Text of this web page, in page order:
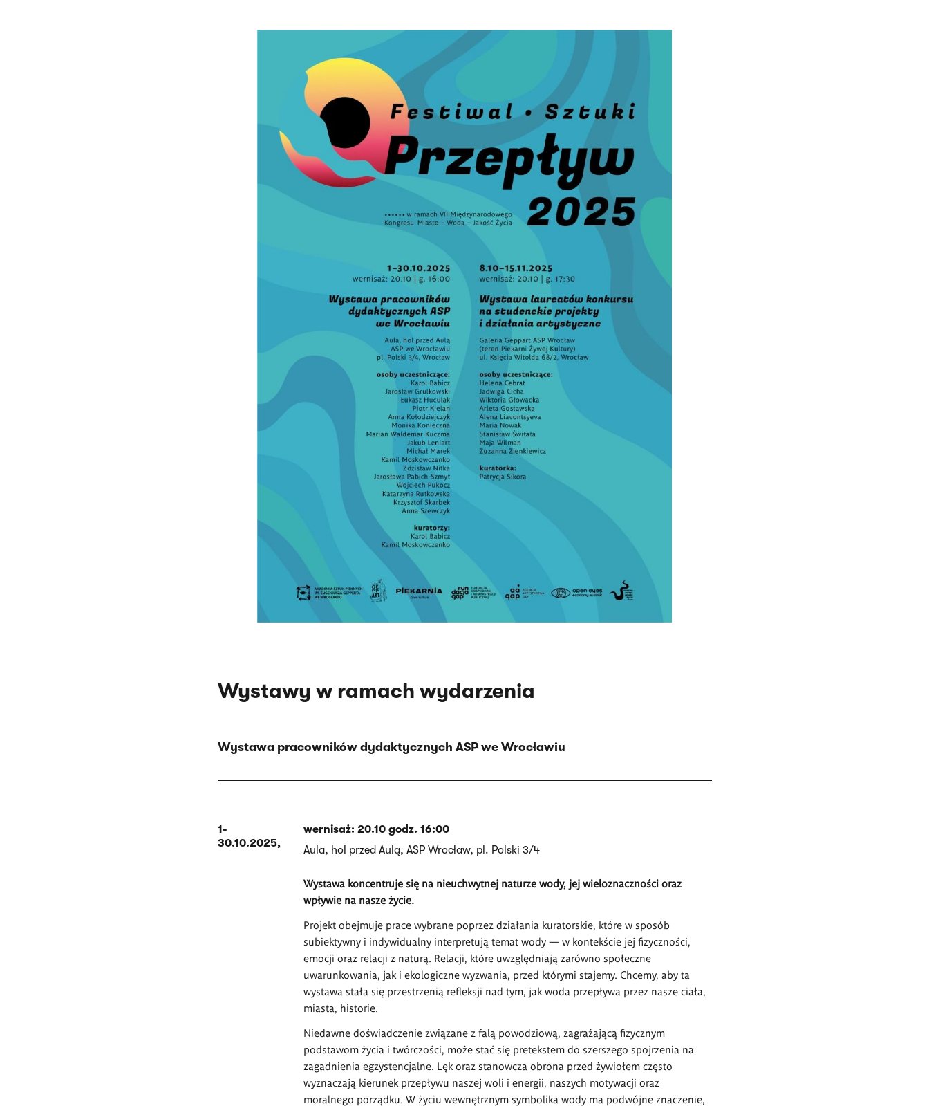
Wystawy w ramach wydarzenia
Wystawa pracowników dydaktycznych ASP we Wrocławiu
1-
30.10.2025,
wernisaż: 20.10 godz. 16:00
Aula, hol przed Aulą, ASP Wrocław, pl. Polski 3/4
Wystawa koncentruje się na nieuchwytnej naturze wody, jej wieloznaczności oraz
wpływie na nasze życie.
Projekt obejmuje prace wybrane poprzez działania kuratorskie, które w sposób
subiektywny i indywidualny interpretują temat wody — w kontekście jej fizyczności,
emocji oraz relacji z naturą. Relacji, które uwzględniają zarówno społeczne
uwarunkowania, jak i ekologiczne wyzwania, przed którymi stajemy. Chcemy, aby ta
wystawa stała się przestrzenią refleksji nad tym, jak woda przepływa przez nasze ciała,
miasta, historie.
Niedawne doświadczenie związane z falą powodziową, zagrażającą fizycznym
podstawom życia i twórczości, może stać się pretekstem do szerszego spojrzenia na
zagadnienia egzystencjalne. Lęk oraz stanowcza obrona przed żywiołem często
wyznaczają kierunek przepływu naszej woli i energii, naszych motywacji oraz
moralnego porządku. W życiu wewnętrznym symbolika wody ma podwójne znaczenie,